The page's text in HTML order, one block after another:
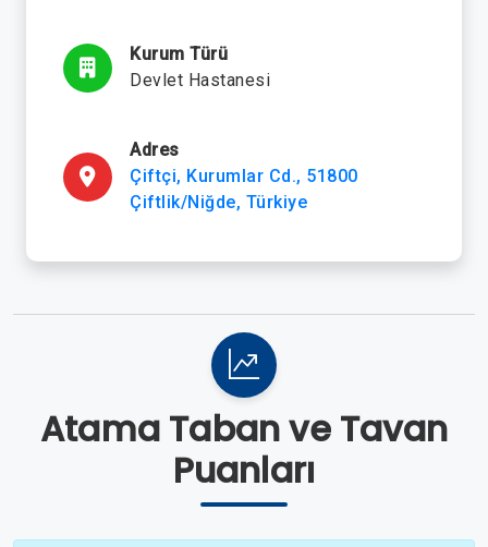
Kurum Türü
Devlet Hastanesi
Adres
Çiftçi, Kurumlar Cd., 51800
Çiftlik/Niğde, Türkiye
Atama Taban ve Tavan
Puanları